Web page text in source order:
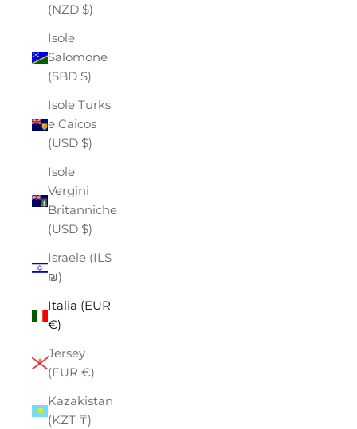
(NZD $)
Isole
Salomone
(SBD $)
Isole Turks
e Caicos
(USD $)
Isole
Vergini
Britanniche
(USD $)
Israele (ILS
₪)
Italia (EUR
€)
Jersey
(EUR €)
Kazakistan
(KZT ₸)